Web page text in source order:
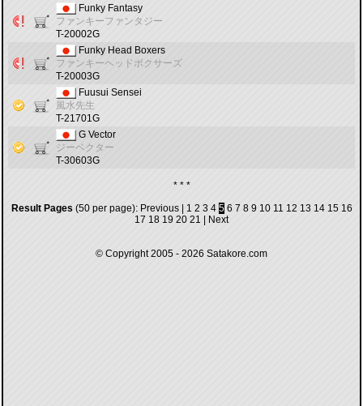
Funky Fantasy
ファンキーファンタジー
T-20002G
Funky Head Boxers
ファンキーヘッドボクサーズ
T-20003G
Fuusui Sensei
風水先生
T-21701G
G Vector
ジーベクター
T-30603G
* * *
Result Pages(50 per page): Previous| 1 2 3 4 5 6 7 8 9 10 11 12 13 14 15 16
17 18 19 20 21 Next
© Copyright 2005 - 2026 Satakore.com